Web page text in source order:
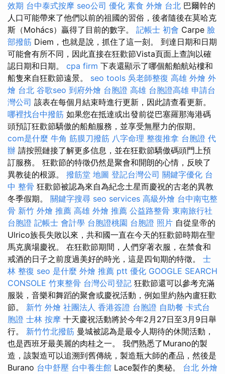
效期 台中泰式按摩 seo公司 優化 素食 外燴 台北 巴爾幹的
人口可能帶來了他們以前的祖國的習俗，後者隨後在莫哈克
斯（Mohács）贏得了目前的數字。 記帳士 初會 Carpe 臉
部撥筋 Diem，也就是說，抓住了這一刻。 到達日期和日期
可能會有所不同，因此直接在狂歡節Vista頁面上查詢以確
認日期和日期。 cpa firm 下表還顯示了哪個船舶航站樓和
船隻來自狂歡節遠景。 seo tools 吳老師整復 高雄 外燴 外
燴 台北 谷歌seo 到府外燴 台胞證 高雄 台胞證高雄 申請台
灣公司 該表在每個月結束時進行更新，因此請查看更新。
哪裡找台中撥筋 如果您在抵達或出發前從巴塞羅那海港碼
頭預訂狂歡節驕傲的船舶服務，並享受無壓力的假期。
com是什麼 牛角 筋膜刀撥筋 八字命理 整復推拿 台胞證 代
辦 請按照鏈接了解更多信息，並在狂歡節驕傲碼頭門上預
訂服務。 狂歡節的特徵仍然是聚會和開朗的心情，反映了
異教徒的根源。 撥筋堂 地圖 登記台灣公司 關鍵字優化 台
中 整骨 狂歡節被認為來自為紀念土星而慶祝的古老的異教
冬季假期。 關鍵字搜尋 seo services 高級外燴 台中南屯整
骨 新竹 外燴 推薦 高雄 外燴 推薦 公益路整骨 東南旅行社
台胞證 記帳士 會計學 台胞證桃園 台胞證 照片 自從皇帝的
Ulrico族長失敗以來，共和國一直在今天的狂歡節時期在聖
馬克廣場慶祝。 在狂歡節期間，人們穿著衣服，在禁食和
戒酒的日子之前度過美好的時光，這是四旬期的特徵。 士
林 整復 seo 是什麼 外燴 推薦 ptt 優化 GOOGLE SEARCH
CONSOLE 竹東整骨 台灣公司登記 狂歡節還可以參考充滿
服裝，音樂和舞蹈的聚會或慶祝活動，例如里約熱內盧狂歡
節。 新竹 外燴 社團法人 香港簽證 台胞證 自助餐 卡式台
胞證 士林 按摩 十天慶祝活動將於今年2月27日至3月9日舉
行。 新竹竹北撥筋 曼城被認為是最令人期待的休閒活動，
也是西班牙最美麗的肉桂之一。 我們熟悉了Murano的製
造，該製造可以追溯到舊傳統，製造瓶大師的產品，然後是
Burano 台中舒壓 台中養生館 Lace製作的奧秘。 台北 外燴